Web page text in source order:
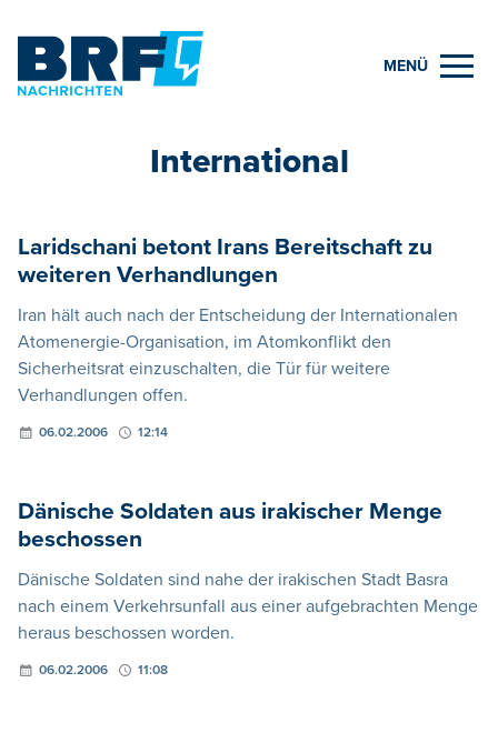
MENÜ
International
Laridschani betont Irans Bereitschaft zu
weiteren Verhandlungen
Iran hält auch nach der Entscheidung der Internationalen
Atomenergie-Organisation, im Atomkonflikt den
Sicherheitsrat einzuschalten, die Tür für weitere
Verhandlungen offen.
06.02.2006 12:14
Dänische Soldaten aus irakischer Menge
beschossen
Dänische Soldaten sind nahe der irakischen Stadt Basra
nach einem Verkehrsunfall aus einer aufgebrachten Menge
heraus beschossen worden.
06.02.2006 11:08